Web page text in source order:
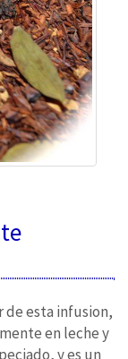
de esta infusion,
en leche y
y es un